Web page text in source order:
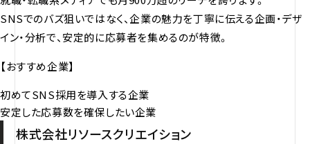
SNSでのバズ狙いではなく、企業の魅力を丁寧に伝える企画・デザ
イン・分析で、安定的に応募者を集めるのが特徴。
【おすすめ企業】
初めてSNS採用を導入する企業
安定した応募数を確保したい企業
株式会社リソースクリエイション